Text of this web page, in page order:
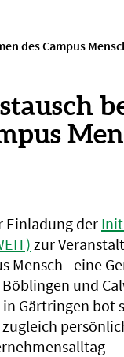
des Campus
Einladung der
zur
Mensch - eine
und
Gärtringen bot